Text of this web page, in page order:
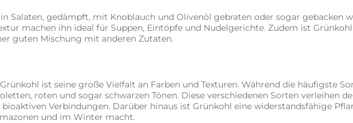
Salaten, gedämpft, mit Knoblauch und Olivenöl gebraten oder sogar gebacken
machen ihn ideal für Suppen, Eintöpfe und Nudelgerichte. Zudem ist
guten Mischung mit anderen Zutaten.
ist seine große Vielfalt an Farben und Texturen. Während die häufigste
roten und sogar schwarzen Tönen. Diese verschiedenen Sorten verleihen
Verbindungen. Darüber hinaus ist Grünkohl eine widerstandsfähige
und im Winter macht.